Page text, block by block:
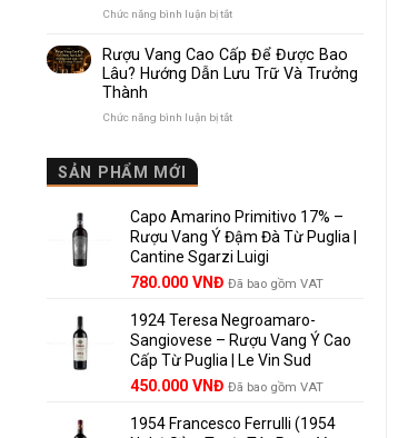
Dễ
Cho
Người
nhau
và
chọn
đáng
giá?
Chức năng bình luận bị tắtở
en
Bouteille
au
rượu
vang
Pháp
và
những
yêu
vang
nên
Rượu Vang Cao Cấp Để Được Bao
Lâu? Hướng Dẫn Lưu Trữ Và Trưởng
Thành
Chức năng bình luận bị tắtở
Được
Bao
Lâu?
Hướng
Dẫn
Trữ
Và
Trưởng
Thành
SẢN PHẨM MỚI
Capo Amarino Primitivo 17% –
Rượu Vang Ý Đậm Đà Từ Puglia |
Cantine Sgarzi Luigi
Giá
là:
858.000 VNĐ.
780.000 VNĐGiá
tại
là:
780.000 VNĐ.
Đã bao gồm VAT
1924 Teresa Negroamaro-
Sangiovese – Rượu Vang Ý Cao
Cấp Từ Puglia | Le Vin Sud
Giá
là:
450.000 VNĐGiá
tại
Đã bao gồm VAT
1954 Francesco Ferrulli (1954